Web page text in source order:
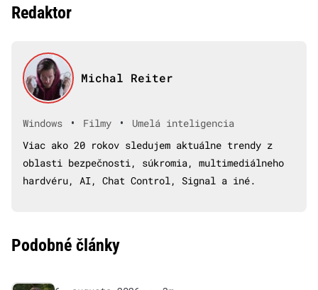
Redaktor
Michal Reiter
Windows • Filmy •
Umelá inteligencia
Viac ako 20 rokov sledujem aktuálne trendy z
oblasti bezpečnosti, súkromia, multimediálneho
hardvéru, AI, Chat Control, Signal a iné.
Podobné články